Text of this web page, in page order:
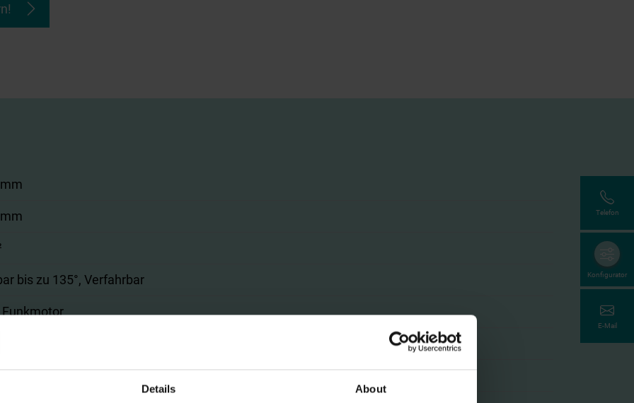
Details About
bis zu 135°, Verfahrbar
Funkmotor
gem. WAREMA Farbwelt, Oberflächenqualität - HWF Feinstruktur
Integriert
Telefon
Konfigurator
E-Mail